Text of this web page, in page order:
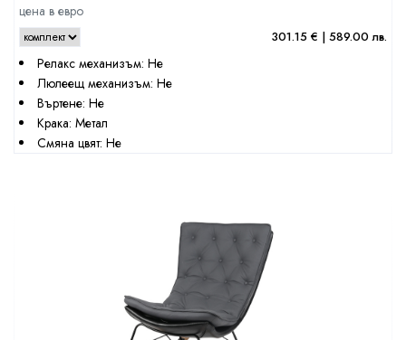
цена в евро
301.15 € | 589.00 лв.
Релакс механизъм: Не
Люлеещ механизъм: Не
Въртене: Не
Крака: Метал
Смяна цвят: Не